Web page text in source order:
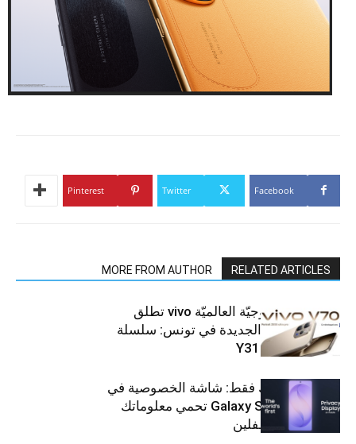
Facebook
Twitter
Pinterest
RELATED ARTICLES
MORE FROM AUTHOR
العلامة التّكنولوجيّة العالميّة vivo تطلق
هواتفها الذكيّة الجديدة في تونس: سلسلة
V70 وسلسلة Y31
شاشتك، لعينيك فقط: شاشة الخصوصية في
جهاز Galaxy S26 Ultra تحمي معلوماتك
من أعين المتطفلين